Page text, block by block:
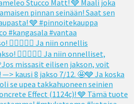
Ja niin onnellis